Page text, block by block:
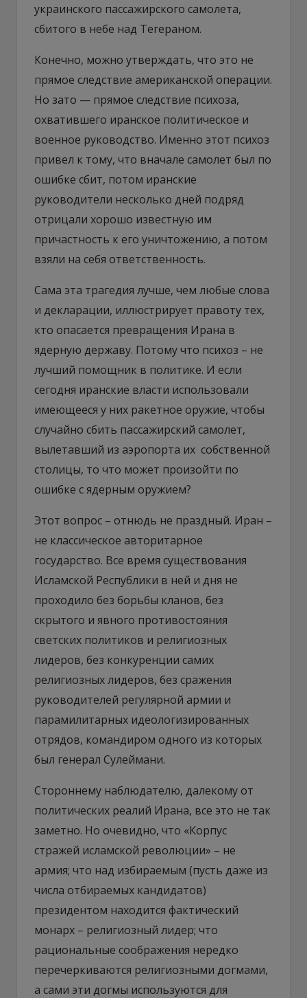
украинского пассажирского самолета,
сбитого в небе над Тегераном.
Конечно, можно утверждать, что это не
прямое следствие американской операции.
Но зато — прямое следствие психоза,
охватившего иранское политическое и
военное руководство. Именно этот психоз
привел к тому, что вначале самолет был по
ошибке сбит, потом иранские
руководители несколько дней подряд
отрицали хорошо известную им
причастность к его уничтожению, а потом
взяли на себя ответственность.
Сама эта трагедия лучше, чем любые слова
и декларации, иллюстрирует правоту тех,
кто опасается превращения Ирана в
ядерную державу. Потому что психоз – не
лучший помощник в политике. И если
сегодня иранские власти использовали
имеющееся у них ракетное оружие, чтобы
случайно сбить пассажирский самолет,
вылетавший из аэропорта их собственной
столицы, то что может произойти по
ошибке с ядерным оружием?
Этот вопрос – отнюдь не праздный. Иран –
не классическое авторитарное
государство. Все время существования
Исламской Республики в ней и дня не
проходило без борьбы кланов, без
скрытого и явного противостояния
светских политиков и религиозных
лидеров, без конкуренции самих
религиозных лидеров, без сражения
руководителей регулярной армии и
парамилитарных идеологизированных
отрядов, командиром одного из которых
был генерал Сулеймани.
Стороннему наблюдателю, далекому от
политических реалий Ирана, все это не так
заметно. Но очевидно, что «Корпус
стражей исламской революции» – не
армия; что над избираемым (пусть даже из
числа отбираемых кандидатов)
президентом находится фактический
монарх – религиозный лидер; что
рациональные соображения нередко
перечеркиваются религиозными догмами,
а сами эти догмы используются для